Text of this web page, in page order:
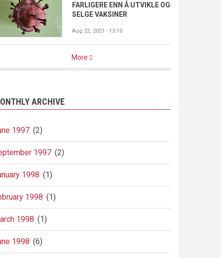
FARLIGERE ENN Å UTVIKLE OG
SELGE VAKSINER
Aug 22, 2021 - 13:10
More
ARCHIVE
1997 (2)
1997 (2)
1998 (1)
1998 (1)
1998 (1)
1998 (6)